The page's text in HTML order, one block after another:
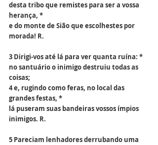
desta tribo que remistes para ser a vossa
herança, *
e do monte de Sião que escolhestes por
morada! R.
3 Dirigi-vos até lá para ver quanta ruína: *
no santuário o inimigo destruiu todas as
coisas;
4 e, rugindo como feras, no local das
grandes festas, *
lá puseram suas bandeiras vossos ímpios
inimigos. R.
5 Pareciam lenhadores derrubando uma